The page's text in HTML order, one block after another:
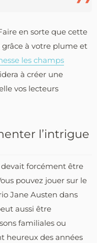
en sorte que cette
à votre plume et
les champs
à créer une
vos lecteurs
l’intrigue
forcément être
pouvez jouer sur le
Jane Austen dans
aussi être
familiales ou
heureux des années